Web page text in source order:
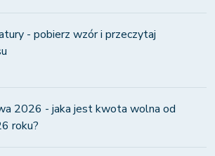
- pobierz wzór i przeczytaj
2026 - jaka jest kwota wolna od
roku?